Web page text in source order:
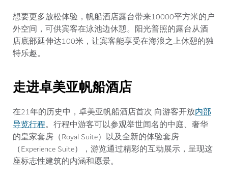
想要更多放松体验，帆船酒店露台带来10000平方米的户
外空间，可供宾客在泳池边休憩。阳光普照的露台从酒
店底部延伸达100米，让宾客能享受在海浪之上休憩的独
特乐趣。
走进卓美亚帆船酒店
在21年的历史中，卓美亚帆船酒店首次 向游客开放内部
导览行程。行程中游客可以参观举世闻名的中庭、奢华
的皇家套房（Royal Suite）以及全新的体验套房
（Experience Suite），游览通过精彩的互动展示，呈现这
座标志性建筑的内涵和愿景。